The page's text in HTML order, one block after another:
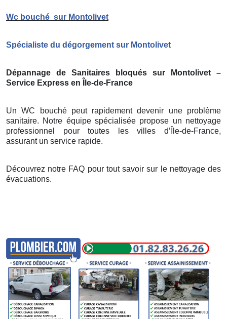
Wc bouché sur Montolivet
Spécialiste du dégorgement sur Montolivet
Dépannage de Sanitaires bloqués sur Montolivet –
Service Express en Île-de-France
Un WC bouché peut rapidement devenir une problème
sanitaire. Notre équipe spécialisée propose un nettoyage
professionnel pour toutes les villes d’Île-de-France,
assurant un service rapide.
Découvrez notre FAQ pour tout savoir sur le nettoyage des
évacuations.